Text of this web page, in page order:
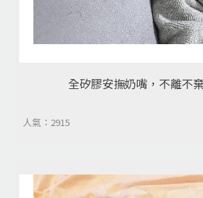
全矽膠安撫奶嘴，不離不
人氣：2915